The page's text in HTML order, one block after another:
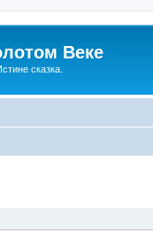
Веке
сказка.